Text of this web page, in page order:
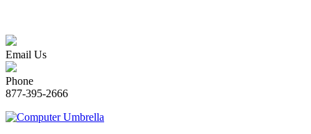
Email Us
Phone
877-395-2666